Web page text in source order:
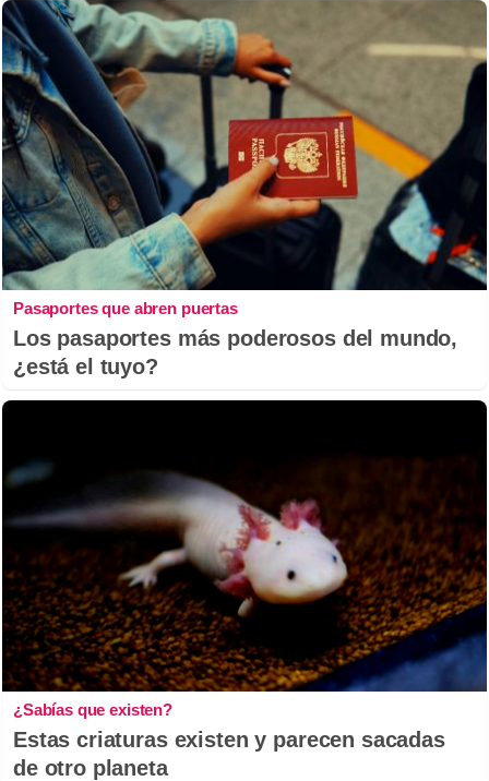
Pasaportes que abren puertas
Los pasaportes más poderosos del mundo,
¿está el tuyo?
¿Sabías que existen?
Estas criaturas existen y parecen sacadas
de otro planeta